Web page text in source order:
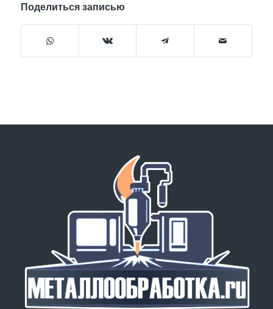
Поделиться записью